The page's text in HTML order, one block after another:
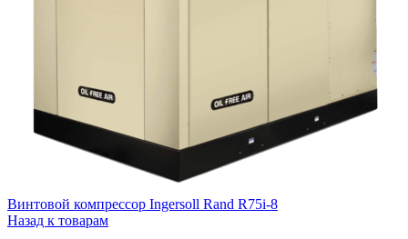
Винтовой компрессор Ingersoll Rand R75i-8
Назад к товарам